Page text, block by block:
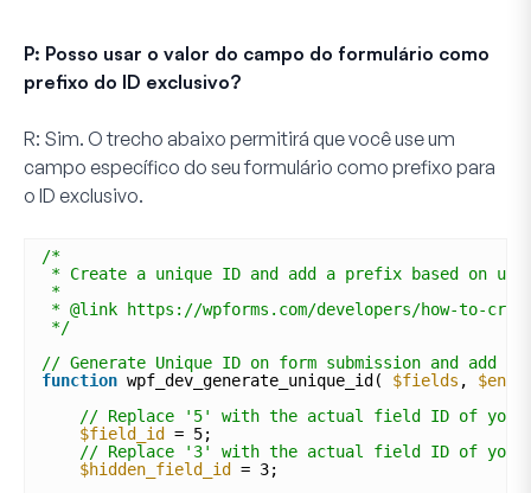
P: Posso usar o valor do campo do formulário como
prefixo do ID exclusivo?
R: Sim. O trecho abaixo permitirá que você use um
campo específico do seu formulário como prefixo para
o ID exclusivo.
/*
* Create a unique ID and add a prefix based on
*
* @link https://wpforms.com/developers/how-to-
*/
// Generate Unique ID on form submission and add
function wpf_dev_generate_unique_id( $fields ,
// Replace '5' with the actual field ID of
$field_id
= 5;
// Replace '3' with the actual field ID of your
$hidden_field_id
= 3;